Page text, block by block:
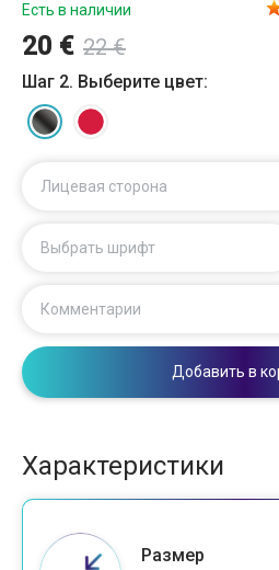
Есть в наличии
20 € 22 €
Шаг 2. Выберите цвет:
Лицевая сторона
Выбрать шрифт
Комментарии
Добавить в
Характеристики
Размер